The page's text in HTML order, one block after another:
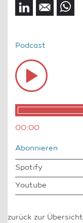
Podcast
Audio
Player
00:00
Abonnieren
Spotify
Youtube
zurück zur Übersicht